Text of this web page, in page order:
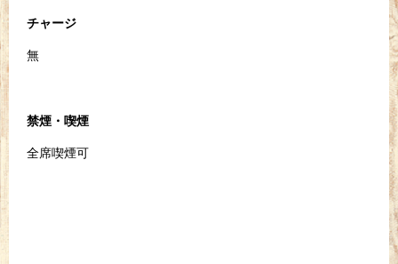
チャージ
無
禁煙・喫煙
全席喫煙可